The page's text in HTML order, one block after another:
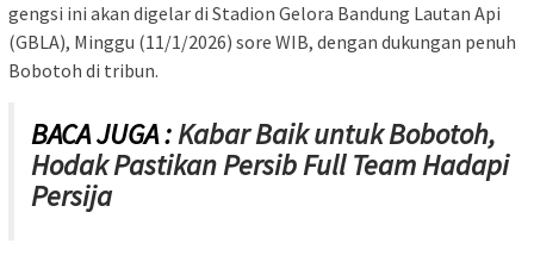
gengsi ini akan digelar di Stadion Gelora Bandung Lautan Api
(GBLA), Minggu (11/1/2026) sore WIB, dengan dukungan penuh
Bobotoh di tribun.
BACA JUGA :Kabar Baik untuk Bobotoh,
Hodak Pastikan Persib Full Team Hadapi
Persija